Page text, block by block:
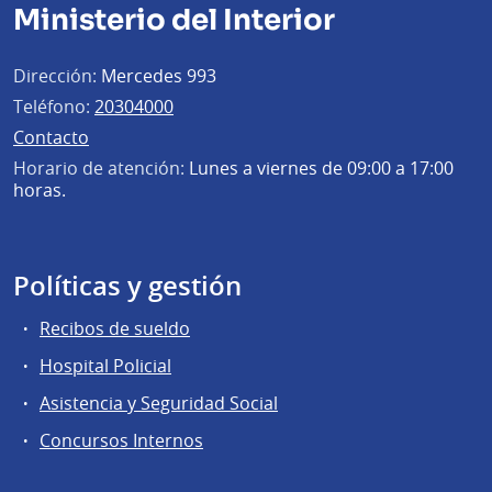
Ministerio del Interior
Dirección: Mercedes 993
Teléfono: 20304000
Contacto
Horario de atención: Lunes a viernes de 09:00 a 17:00
horas.
Políticas y gestión
Recibos de sueldo
Hospital Policial
Asistencia y Seguridad Social
Concursos Internos